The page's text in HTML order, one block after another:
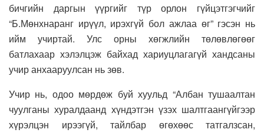
бичгийн даргын үүргийг түр орлон гүйцэтгэгчийг
“Б.Мөнхнаранг ирүүл, ирэхгүй бол ажлаа өг” гэсэн нь
ийм учиртай. Улс орны хөгжлийн төлөвлөгөөг
батлахаар хэлэлцэж байхад хариуцлагагүй хандсаны
учир анхааруулсан нь зөв.
Учир нь, одоо мөрдөж буй хуульд “Албан тушаалтан
чуулганы хуралдаанд хүндэтгэн үзэх шалтгаангүйгээр
хүрэлцэн ирээгүй, тайлбар өгөхөөс татгалзсан,